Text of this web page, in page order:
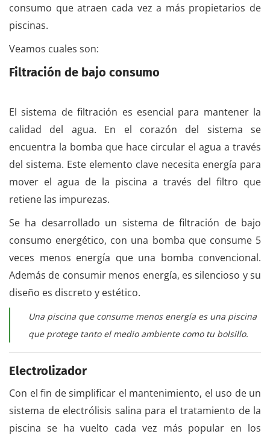
consumo que atraen cada vez a más propietarios de
piscinas.
Veamos cuales son:
Filtración de bajo consumo
El sistema de filtración es esencial para mantener la
calidad del agua. En el corazón del sistema se
encuentra la bomba que hace circular el agua a través
del sistema. Este elemento clave necesita energía para
mover el agua de la piscina a través del filtro que
retiene las impurezas.
Se ha desarrollado un sistema de filtración de bajo
consumo energético, con una bomba que consume 5
veces menos energía que una bomba convencional.
Además de consumir menos energía, es silencioso y su
diseño es discreto y estético.
Una piscina que consume menos energía es una piscina
que protege tanto el medio ambiente como tu bolsillo.
Electrolizador
Con el fin de simplificar el mantenimiento, el uso de un
sistema de electrólisis salina para el tratamiento de la
piscina se ha vuelto cada vez más popular en los